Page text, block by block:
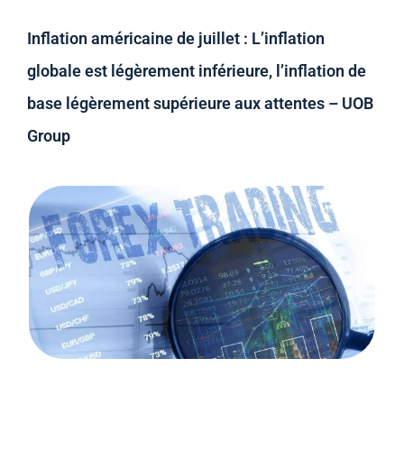
Inflation américaine de juillet : L’inflation
globale est légèrement inférieure, l’inflation de
base légèrement supérieure aux attentes – UOB
Group